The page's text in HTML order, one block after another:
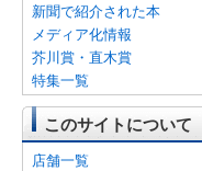
新聞で紹介された本
メディア化情報
芥川賞・直木賞
特集一覧
このサイトについて
店舗一覧